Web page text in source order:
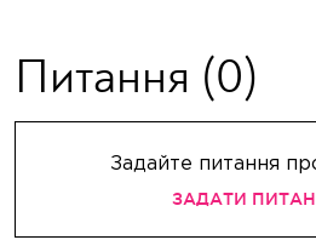
Питання (0)
Задайте питання
ЗАДАТИ